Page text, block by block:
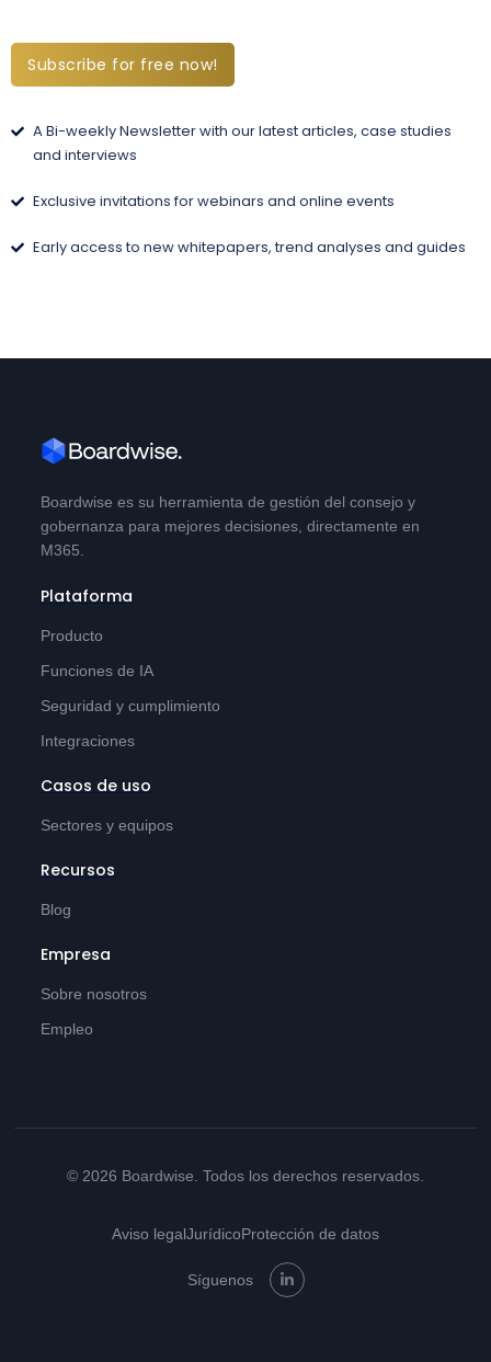
Subscribe for free now!
A Bi-weekly Newsletter with our latest articles, case studies
and interviews
Exclusive invitations for webinars and online events
Early access to new whitepapers, trend analyses and guides
Boardwise es su herramienta de gestión del consejo y
gobernanza para mejores decisiones, directamente en
M365.
Plataforma
Producto
Funciones de IA
Seguridad y cumplimiento
Integraciones
Casos de uso
Sectores y equipos
Recursos
Blog
Empresa
Sobre nosotros
Empleo
© 2026 Boardwise. Todos los derechos reservados.
Aviso legalJurídicoProtección de datos
Síguenos